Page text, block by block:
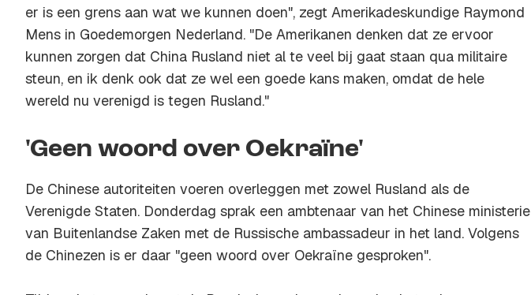
er is een grens aan wat we kunnen doen", zegt Amerikadeskundige Raymond
Mens in Goedemorgen Nederland. "De Amerikanen denken dat ze ervoor
kunnen zorgen dat China Rusland niet al te veel bij gaat staan qua militaire
steun, en ik denk ook dat ze wel een goede kans maken, omdat de hele
wereld nu verenigd is tegen Rusland."
'Geen woord over Oekraïne'
De Chinese autoriteiten voeren overleggen met zowel Rusland als de
Verenigde Staten. Donderdag sprak een ambtenaar van het Chinese ministerie
van Buitenlandse Zaken met de Russische ambassadeur in het land. Volgens
de Chinezen is er daar "geen woord over Oekraïne gesproken".